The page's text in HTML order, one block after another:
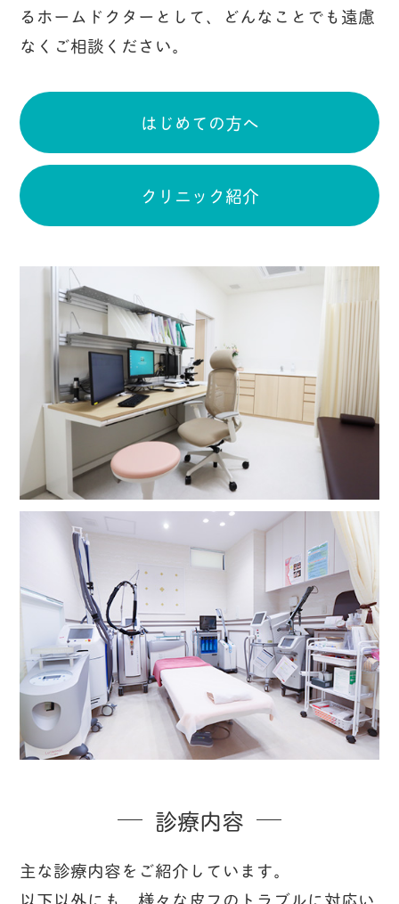
るホームドクターとして、どんなことでも遠慮
なくご相談ください。
はじめての方へ
クリニック紹介
診療内容
主な診療内容をご紹介しています。